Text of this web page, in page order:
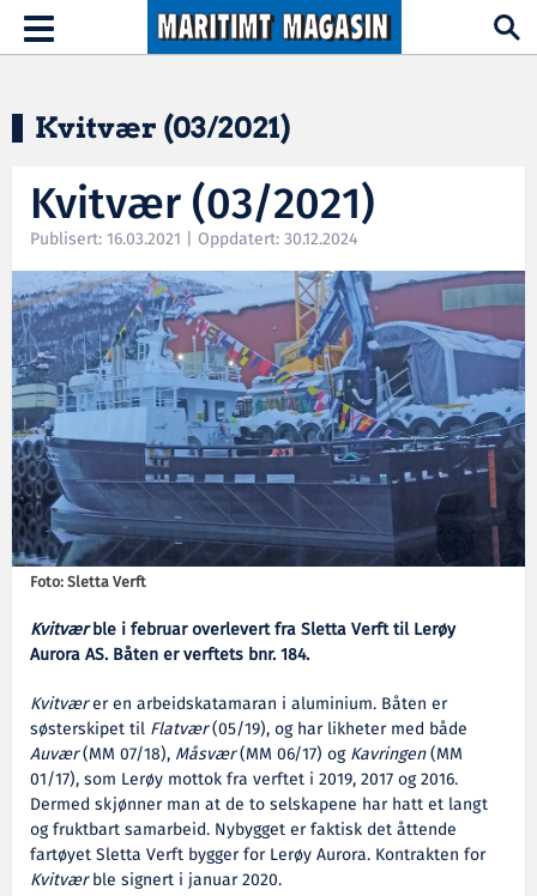
Hopp til hovedinnhold
Toggle
navigation
Kvitvær (03/2021)
Kvitvær (03/2021)
Publisert: 16.03.2021 | Oppdatert: 30.12.2024
Foto: Sletta Verft
Kvitværble i februar overlevert fra Sletta Verft til Lerøy
Aurora AS. Båten er verftets bnr. 184.
Kvitværer en arbeidskatamaran i aluminium. Båten er
søsterskipet til Flatvær(05/19), og har likheter med både
Auvær(MM 07/18), Måsvær(MM 06/17) ogKavringen(MM
01/17), som Lerøy mottok fra verftet i 2019, 2017 og 2016.
Dermed skjønner man at de to selskapene har hatt et langt
og fruktbart samarbeid. Nybygget er faktisk det åttende
fartøyet Sletta Verft bygger for Lerøy Aurora. Kontrakten for
Kvitværble signert i januar 2020.